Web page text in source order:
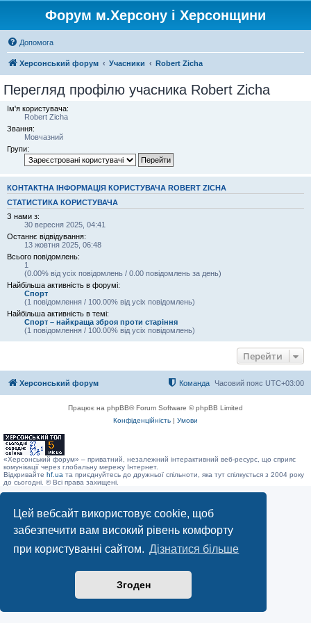
Цей вебсайт використовує cookie, щоб
забезпечити вам високий рівень комфорту
при користуванні сайтом. Дізнатися більше
Згоден
Форум м.Херсону і Херсонщини
Допомога
Херсонський форум Учасники Robert Zicha
Перегляд профілю учасника Robert Zicha
Ім'я користувача:
Robert Zicha
Звання:
Мовчазний
Групи:
КОНТАКТНА ІНФОРМАЦІЯ КОРИСТУВАЧА ROBERT ZICHA
СТАТИСТИКА КОРИСТУВАЧА
З нами з:
30 вересня 2025, 04:41
Останнє відвідування:
13 жовтня 2025, 06:48
Всього повідомлень:
1
(0.00% від усіх повідомлень / 0.00 повідомлень за день)
Найбільша активність в форумі:
Спорт
(1 повідомлення / 100.00% від усіх повідомлень)
Найбільша активність в темі:
Спорт – найкраща зброя проти старіння
(1 повідомлення / 100.00% від усіх повідомлень)
Перейти
Херсонський форум Часовий пояс UTC+03:00
Команда
Працює на phpBB® Forum Software © phpBB Limited
Конфіденційність | Умови
«Херсонський форум» – приватний, незалежний інтерактивний веб-ресурс, що сприяє
комунікації через глобальну мережу Інтернет.
Відкривайте hf.ua та приєднуйтесь до дружньої спільноти, яка тут спілкується з 2004 року
до сьогодні. © Всі права захищені.